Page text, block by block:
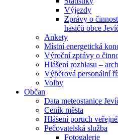
Výjezdy
Zprávy o
hasičů obce
Ankety
Místní energetická
Výroční zprávy o
Hlášení rozhlasu –
Výběrová personální
Volby
Občan
Data meteostanice
Ceník města
Hlášení poruch
Pečovatelská služba
Fotogalerie